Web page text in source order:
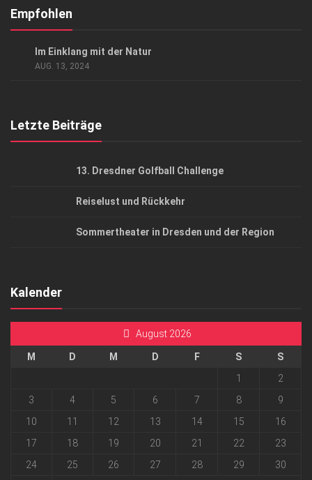
Kontakt, Impressum
Empfohlen
Im Einklang mit der Natur
AUG. 13, 2024
Letzte Beiträge
13. Dresdner Golfball Challenge
Reiselust und Rückkehr
Sommertheater in Dresden und der Region
Kalender
August 2026
M D M D F S
S
1
2
3
4 5 6 7 8
9
10
11 12 13 14 15
16
17
18 19 20 21 22
23
24
25 26 27 28 29 30